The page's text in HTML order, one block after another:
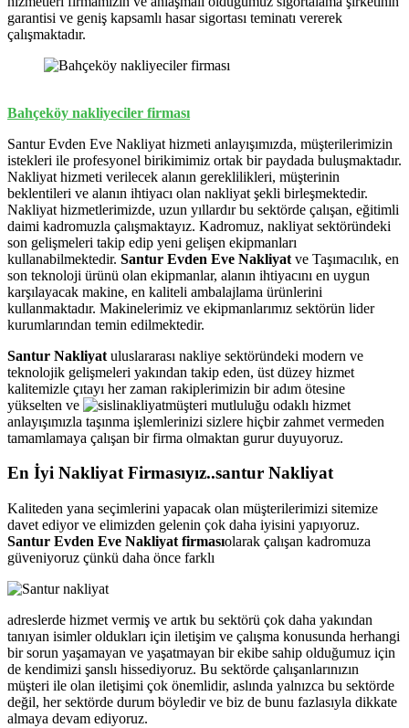
garantisi ve geniş kapsamlı hasar sigortası teminatı vererek
çalışmaktadır.
Bahçeköy nakliyeciler firması
Santur Evden Eve Nakliyat hizmeti anlayışımızda, müşterilerimizin
istekleri ile profesyonel birikimimiz ortak bir paydada buluşmaktadır.
Nakliyat hizmeti verilecek alanın gereklilikleri, müşterinin
beklentileri ve alanın ihtiyacı olan nakliyat şekli birleşmektedir.
Nakliyat hizmetlerimizde, uzun yıllardır bu sektörde çalışan, eğitimli
daimi kadromuzla çalışmaktayız. Kadromuz, nakliyat sektöründeki
son gelişmeleri takip edip yeni gelişen ekipmanları
kullanabilmektedir. Santur Evden Eve Nakliyat ve Taşımacılık, en
son teknoloji ürünü olan ekipmanlar, alanın ihtiyacını en uygun
karşılayacak makine, en kaliteli ambalajlama ürünlerini
kullanmaktadır. Makinelerimiz ve ekipmanlarımız sektörün lider
kurumlarından temin edilmektedir.
Santur Nakliyat uluslararası nakliye sektöründeki modern ve
teknolojik gelişmeleri yakından takip eden, üst düzey hizmet
kalitemizle çıtayı her zaman rakiplerimizin bir adım ötesine
yükselten ve
müşteri mutluluğu odaklı hizmet
anlayışımızla taşınma işlemlerinizi sizlere hiçbir zahmet vermeden
tamamlamaya çalışan bir firma olmaktan gurur duyuyoruz.
En İyi Nakliyat Firmasıyız..santur Nakliyat
Kaliteden yana seçimlerini yapacak olan müşterilerimizi sitemize
davet ediyor ve elimizden gelenin çok daha iyisini yapıyoruz.
Santur Evden Eve Nakliyat firmasıolarak çalışan kadromuza
güveniyoruz çünkü daha önce farklı
adreslerde hizmet vermiş ve artık bu sektörü çok daha yakından
tanıyan isimler oldukları için iletişim ve çalışma konusunda herhangi
bir sorun yaşamayan ve yaşatmayan bir ekibe sahip olduğumuz için
de kendimizi şanslı hissediyoruz. Bu sektörde çalışanlarınızın
müşteri ile olan iletişimi çok önemlidir, aslında yalnızca bu sektörde
değil, her sektörde durum böyledir ve biz de bunu fazlasıyla dikkate
almaya devam ediyoruz.